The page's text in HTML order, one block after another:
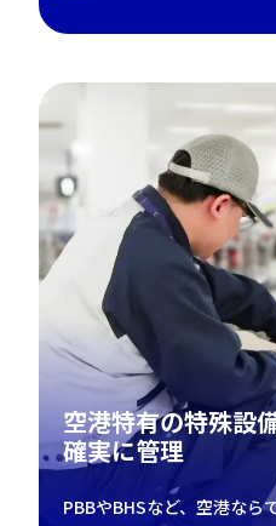
空港特有の特殊設
確実に管理
PBBやBHSなど、空港なら